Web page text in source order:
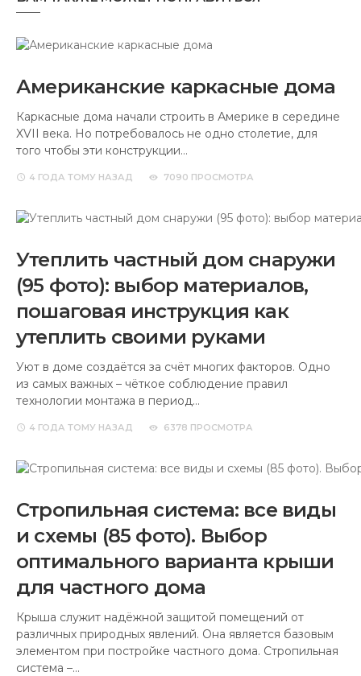
Американские каркасные дома
Каркасные дома начали строить в Америке в середине
XVII века. Но потребовалось не одно столетие, для
того чтобы эти конструкции…
4 ГОДА ТОМУ НАЗАД 7090 ПРОСМОТРА
Утеплить частный дом снаружи
(95 фото): выбор материалов,
пошаговая инструкция как
утеплить своими руками
Уют в доме создаётся за счёт многих факторов. Одно
из самых важных – чёткое соблюдение правил
технологии монтажа в период…
4 ГОДА ТОМУ НАЗАД 6378 ПРОСМОТРА
Стропильная система: все виды
и схемы (85 фото). Выбор
оптимального варианта крыши
для частного дома
Крыша служит надёжной защитой помещений от
различных природных явлений. Она является базовым
элементом при постройке частного дома. Стропильная
система –…